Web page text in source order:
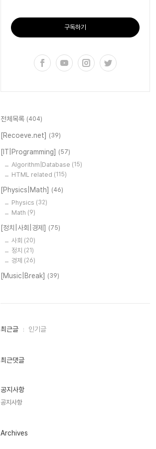
구독하기
전체목록 (404)
[Recoeve.net] (39)
[IT|Programming] (57)
Algorithm|Database (15)
HTML related (115)
[Physics|Math] (46)
Physics (32)
Math (9)
[정치|사회|경제] (75)
사회 (20)
정치 (21)
경제 (26)
[Music|Break] (39)
최
인
최근글 인기글
최근댓글
공지사항
공지사항
Archives